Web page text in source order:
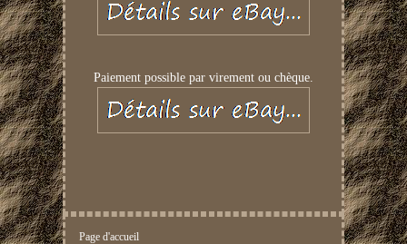
Paiement possible par virement ou chèque.
Page d'accueil